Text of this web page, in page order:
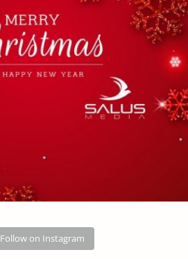
Follow on Instagram